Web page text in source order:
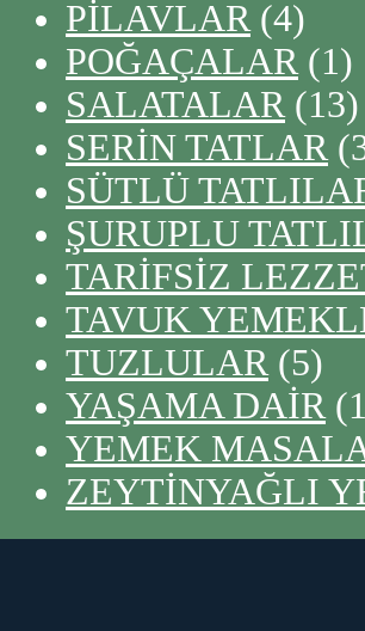
PİLAVLAR (4)
POĞAÇALAR (1)
SALATALAR (13)
SERİN TATLAR
SÜTLÜ
ŞURUPLU
TARİFSİZ
TAVUK
TUZLULAR (5)
YAŞAMA DAİR
YEMEK
ZEYTİNYAĞLI